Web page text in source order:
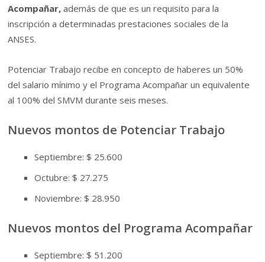
Acompañar,además de que es un requisito para la
inscripción a determinadas prestaciones sociales de la
ANSES.
Potenciar Trabajo recibe en concepto de haberes un 50%
del salario mínimo y el Programa Acompañar un equivalente
al 100% del SMVM durante seis meses.
Nuevos montos de Potenciar Trabajo
Septiembre: $ 25.600
Octubre: $ 27.275
Noviembre: $ 28.950
Nuevos montos del Programa Acompañar
Septiembre: $ 51.200